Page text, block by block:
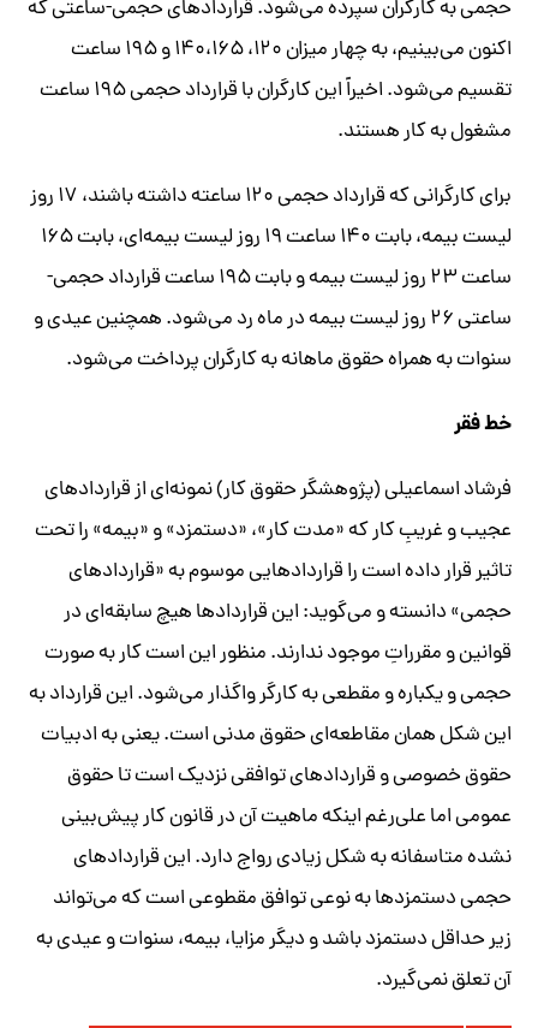
حجمی به کارگران سپرده می‌شود. قراردادهای حجمی-ساعتی که
اکنون می‌بینیم، به چهار میزان ۱۲۰، ۱۴۰،۱۶۵ و ۱۹۵ ساعت
تقسیم می‌شود. اخیراً این کارگران با قرارداد حجمی ۱۹۵ ساعت
مشغول به کار هستند.
برای کارگرانی که قرارداد حجمی ۱۲۰ ساعته داشته باشند، ۱۷ روز
لیست بیمه، بابت ۱۴۰ ساعت ۱۹ روز لیست بیمه‌ای، بابت ۱۶۵
ساعت ۲۳ روز لیست بیمه و بابت ۱۹۵ ساعت قرارداد حجمی-
ساعتی ۲۶ روز لیست بیمه در ماه رد می‌شود. همچنین عیدی و
سنوات به همراه حقوق ماهانه به کارگران پرداخت می‌شود.
خط فقر
فرشاد اسماعیلی (پژوهشگر حقوق کار) نمونه‌ای از قراردادهای
عجیب و غریبِ کار که «مدت کار»، «دستمزد» و «بیمه» را تحت
تاثیر قرار داده است را قراردادهایی موسوم به «قراردادهای
حجمی» دانسته و می‌گوید: این قراردادها هیچ سابقه‌ای در
قوانین و مقرراتِ موجود ندارند. منظور این است کار به صورت
حجمی و یکباره و مقطعی به کارگر واگذار می‌شود. این قرارداد به
این شکل همان مقاطعه‌ای حقوق مدنی است. یعنی به ادبیات
حقوق خصوصی و قراردادهای توافقی نزدیک است تا حقوق
عمومی اما علی‌رغم اینکه ماهیت آن در قانون کار پیش‌بینی
نشده متاسفانه به شکل زیادی رواج دارد. این قراردادهای
حجمی دستمزدها به نوعی توافق مقطوعی است که می‌تواند
زیر حداقل دستمزد باشد و دیگر مزایا، بیمه، سنوات و عیدی به
آن تعلق نمی‌گیرد.